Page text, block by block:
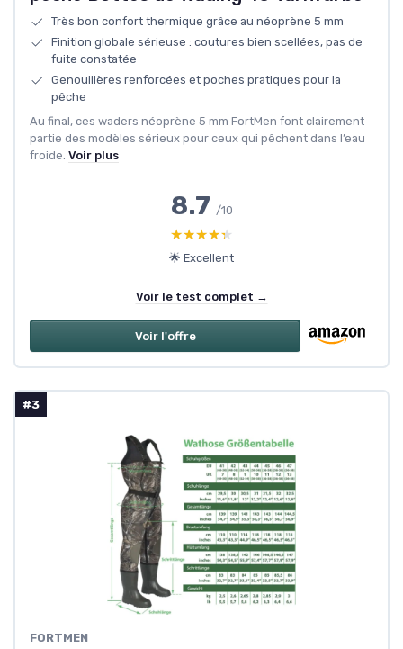
Très bon confort thermique grâce au néoprène 5 mm
Finition globale sérieuse : coutures bien scellées, pas de
fuite constatée
Genouillères renforcées et poches pratiques pour la
pêche
Au final, ces waders néoprène 5 mm FortMen font clairement
partie des modèles sérieux pour ceux qui pêchent dans l’eau
froide. Voir plus
8.7 /10
★★★★★
★★★★★
🌟 Excellent
Voir le test complet →
Voir l'offre
#3
FORTMEN